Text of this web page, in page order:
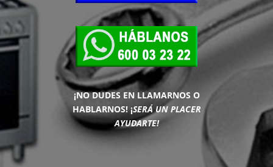
¡NO DUDES EN LLAMARNOS O
HABLARNOS! ¡SERÁ UN PLACER
AYUDARTE!